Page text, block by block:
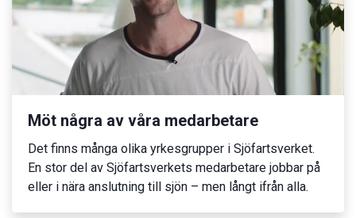
Möt några av våra medarbetare
Det finns många olika yrkesgrupper i Sjöfartsverket.
En stor del av Sjöfartsverkets medarbetare jobbar på
eller i nära anslutning till sjön – men långt ifrån alla.